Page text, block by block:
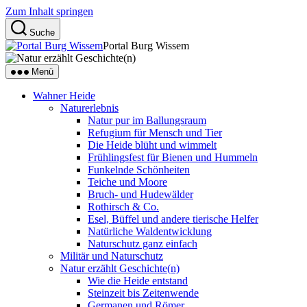
Zum Inhalt springen
Suche
Portal Burg Wissem
Menü
Wahner Heide
Naturerlebnis
Natur pur im Ballungsraum
Refugium für Mensch und Tier
Die Heide blüht und wimmelt
Frühlingsfest für Bienen und Hummeln
Funkelnde Schönheiten
Teiche und Moore
Bruch- und Hudewälder
Rothirsch & Co.
Esel, Büffel und andere tierische Helfer
Natürliche Waldentwicklung
Naturschutz ganz einfach
Militär und Naturschutz
Natur erzählt Geschichte(n)
Wie die Heide entstand
Steinzeit bis Zeitenwende